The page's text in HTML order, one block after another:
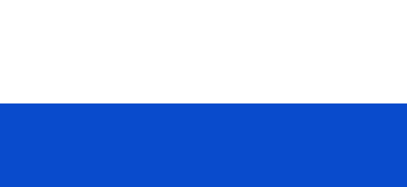
Disputa interna no Democracia Cristã